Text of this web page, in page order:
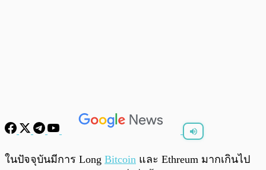
พร้อมเล่น 0:00
ในปัจจุบันมีการ Long Bitcoin และ Ethreum มากเกินไป